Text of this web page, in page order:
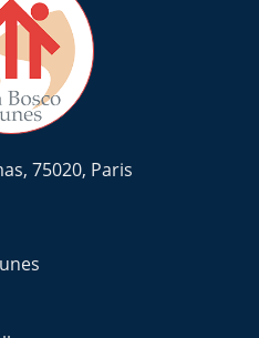
75020, Paris